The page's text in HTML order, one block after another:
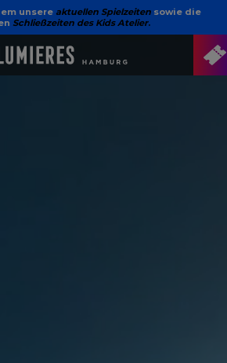
unsere aktuellen Spielzeitensowie die
Schließzeiten des Kids Atelier.